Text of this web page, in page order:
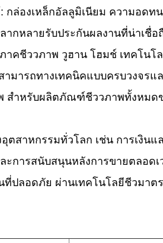
กล่องเหล็กอัลลูมิเนียม ความอด
ากหลายรับประกันผลงานที่น่าเชื่
าคชีววภาพ วูฮาน โฮมช์ เทคโน
ามารถทางเทคนิคแบบครบวงจร
สําหรับผลิตภัณฑ์ชีววภาพทั้งหมด
ตสาหกรรมทั่วโลก เช่น การเงิน
การสนับสนุนหลังการขายตลอดเ
ที่ปลอดภัย ผ่านเทคโนโลยีชีวมาต